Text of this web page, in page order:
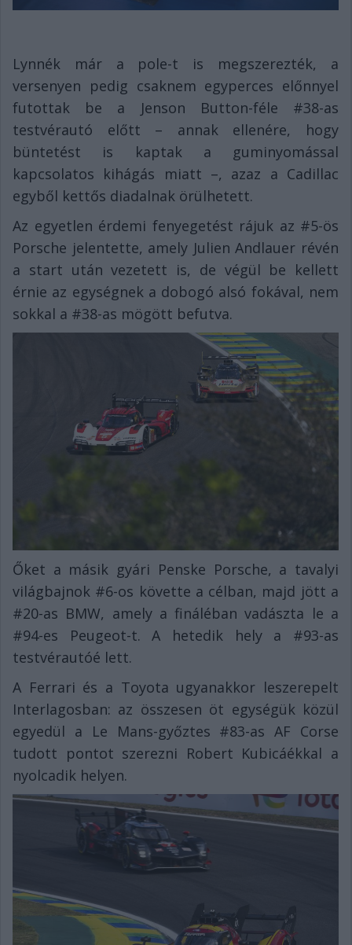
Lynnék már a pole-t is megszerezték, a
versenyen pedig csaknem egyperces előnnyel
futottak be a Jenson Button-féle #38-as
testvérautó előtt – annak ellenére, hogy
büntetést is kaptak a guminyomással
kapcsolatos kihágás miatt –, azaz a Cadillac
egyből kettős diadalnak örülhetett.
Az egyetlen érdemi fenyegetést rájuk az #5-ös
Porsche jelentette, amely Julien Andlauer révén
a start után vezetett is, de végül be kellett
érnie az egységnek a dobogó alsó fokával, nem
sokkal a #38-as mögött befutva.
Őket a másik gyári Penske Porsche, a tavalyi
világbajnok #6-os követte a célban, majd jött a
#20-as BMW, amely a fináléban vadászta le a
#94-es Peugeot-t. A hetedik hely a #93-as
testvérautóé lett.
A Ferrari és a Toyota ugyanakkor leszerepelt
Interlagosban: az összesen öt egységük közül
egyedül a Le Mans-győztes #83-as AF Corse
tudott pontot szerezni Robert Kubicáékkal a
nyolcadik helyen.